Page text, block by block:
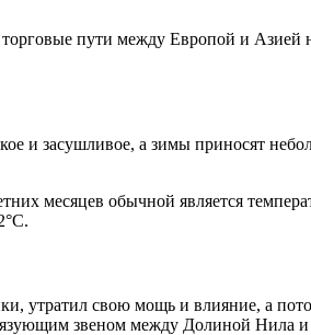
пути между Европой и Азией
и засушливое, а зимы приносят
месяцев обычной является
утратил свою мощь и влияние, а
звеном между Долиной Нила